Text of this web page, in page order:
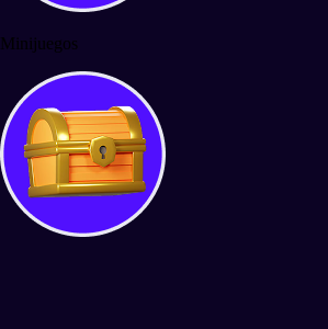
Minijuegos